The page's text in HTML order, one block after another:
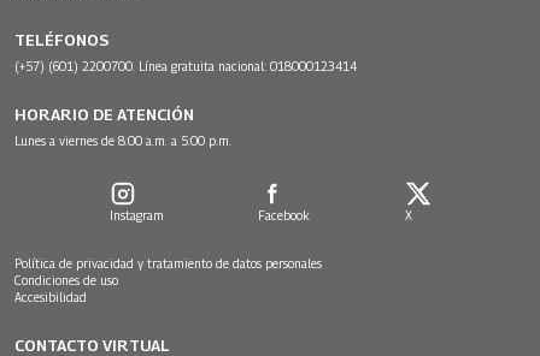
TELÉFONOS
(+57) (601) 2200700. Línea gratuita nacional: 018000123414
HORARIO DE ATENCIÓN
Lunes a viernes de 8:00 a.m. a 5:00 p.m.
Instagram Facebook X
Política de privacidad y tratamiento de datos personales
Condiciones de uso
Accesibilidad
CONTACTO VIRTUAL